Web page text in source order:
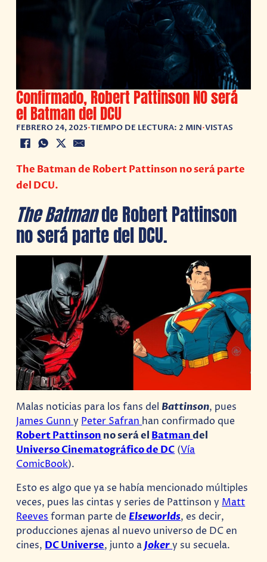
Confirmado, Robert Pattinson NO será
el Batman del DCU
FEBRERO 24, 2025•TIEMPO DE LECTURA: 2 MIN•VISTAS
The Batman de Robert Pattinson no será parte
del DCU.
The Batmande Robert Pattinson
no será parte del DCU.
Malas noticias para los fans del Battinson, pues
James Gunny Peter Safran han confirmado que
Robert Pattinson no será el Batmandel
Universo Cinematográfico de DC (Vía
ComicBook).
Esto es algo que ya se había mencionado múltiples
veces, pues las cintas y series de Pattinson y Matt
Reeves forman parte de Elseworlds, es decir,
producciones ajenas al nuevo universo de DC en
cines, DC Universe, junto aJokery su secuela.